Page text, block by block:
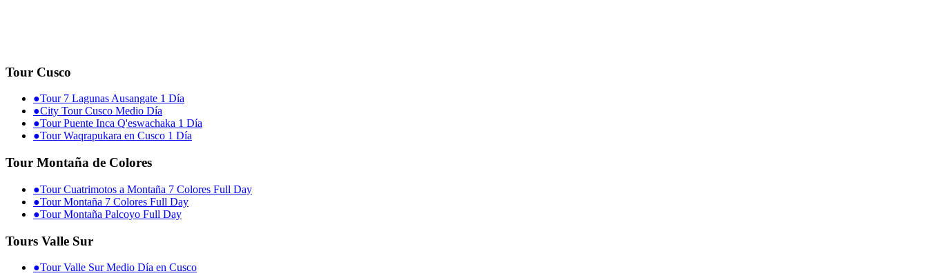
Tour Cusco
●Tour 7 Lagunas Ausangate 1 Día
●City Tour Cusco Medio Día
●Tour Puente Inca Q'eswachaka 1 Día
●Tour Waqrapukara en Cusco 1 Día
Tour Montaña de Colores
●Tour Cuatrimotos a Montaña 7 Colores Full Day
●Tour Montaña 7 Colores Full Day
●Tour Montaña Palcoyo Full Day
Tours Valle Sur
●Tour Valle Sur Medio Día en Cusco